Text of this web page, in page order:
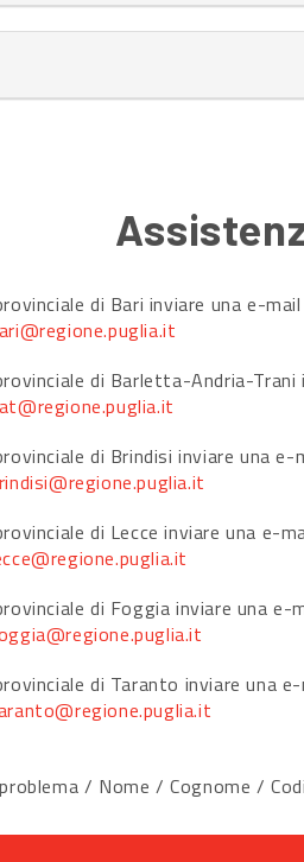
di Bari inviare una e-mail
di Barletta-Andria-Trani
di Brindisi inviare una e-
di Lecce inviare una e-
di Foggia inviare una e-
di Taranto inviare una
/ Nome / Cognome /